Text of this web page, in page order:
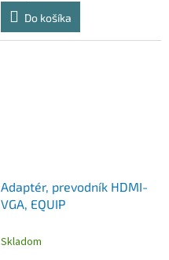
Do košíka
Adaptér, prevodník HDMI-
VGA, EQUIP
Skladom